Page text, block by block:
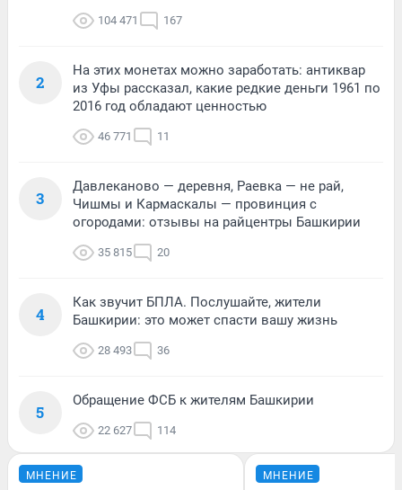
104 471 167
2
На этих монетах можно заработать: антиквар
из Уфы рассказал, какие редкие деньги 1961 по
2016 год обладают ценностью
46 771 11
3
Давлеканово — деревня, Раевка — не рай,
Чишмы и Кармаскалы — провинция с
огородами: отзывы на райцентры Башкирии
35 815 20
4
Как звучит БПЛА. Послушайте, жители
Башкирии: это может спасти вашу жизнь
28 493 36
5
Обращение ФСБ к жителям Башкирии
22 627 114
МНЕНИЕ МНЕНИЕ